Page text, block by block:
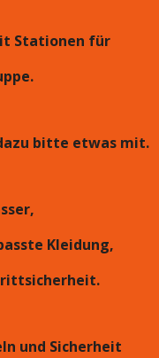
Stationen für
bitte etwas mit.
Kleidung,
und Sicherheit